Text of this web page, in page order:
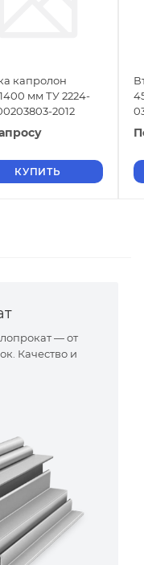
капролон
мм ТУ 2224-
2012
КУПИТЬ
— от
Качество и